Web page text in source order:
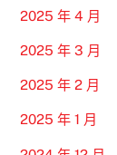
2025 年 4 月
2025 年 3 月
2025 年 2 月
2025 年 1 月